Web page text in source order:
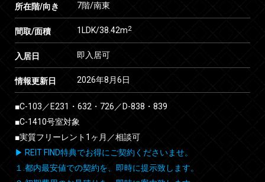
所在階/向き 7階/南東
間取/面積 1LDK/38.42m2
入居日 即入居可
情報更新日 2026年8月6日
■C-103／E231・632・726／D-838・839
■C-1410号室対象
■実質フリーレント1ヶ月／相談可
▶ REIT FIND特典でお得にご契約くださいませ。
１.都内最安値での契約を、即時に提示致します。